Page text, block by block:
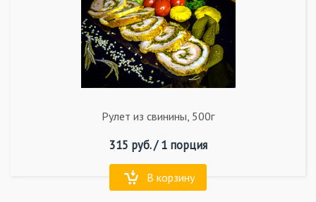
Рулет из свинины, 500г
315 руб. /1 порция
В корзину